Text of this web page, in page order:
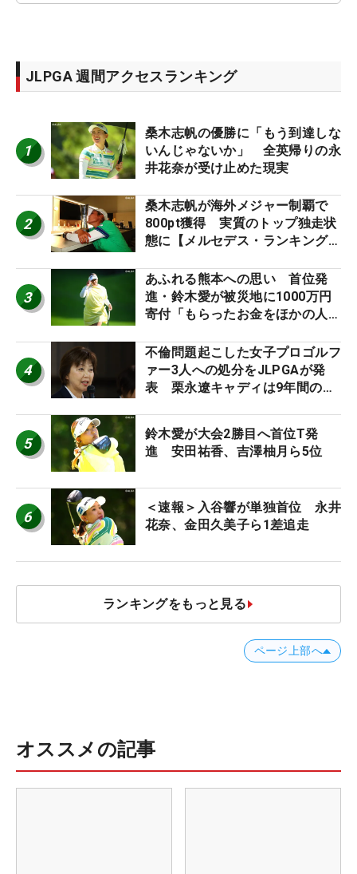
JLPGA 週間アクセスランキング
1
桑木志帆の優勝に「もう到達しな
いんじゃないか」 全英帰りの永
井花奈が受け止めた現実
2
桑木志帆が海外メジャー制覇で
800pt獲得 実質のトップ独走状
態に【メルセデス・ランキング番
3
あふれる熊本への思い 首位発
進・鈴木愛が被災地に1000万円
寄付「もらったお金をほかの人
4
不倫問題起こした女子プロゴルフ
ァー3人への処分をJLPGAが発
表 栗永遼キャディは9年間の立
5
鈴木愛が大会2勝目へ首位T発
進 安田祐香、吉澤柚月ら5位
6
＜速報＞入谷響が単独首位 永井
花奈、金田久美子ら1差追走
ランキングをもっと見る
ページ上部へ
オススメの記事